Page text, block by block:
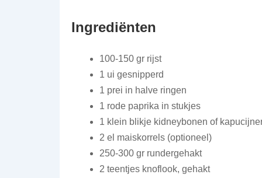
Ingrediënten
100-150 gr rijst
1 ui gesnipperd
1 prei in halve ringen
1 rode paprika in stukjes
1 klein blikje kidneybonen of
2 el maiskorrels (optioneel)
250-300 gr rundergehakt
2 teentjes knoflook, gehakt